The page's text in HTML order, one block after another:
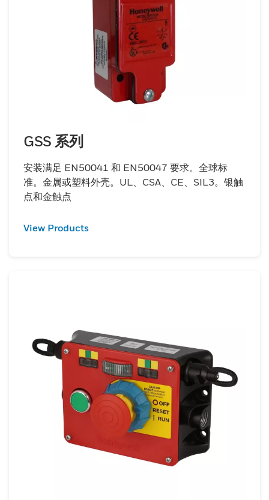
GSS 系列
安装满足 EN50041 和 EN50047 要求。全球标
准。金属或塑料外壳。UL、CSA、CE、SIL3。银触
点和金触点
View Products